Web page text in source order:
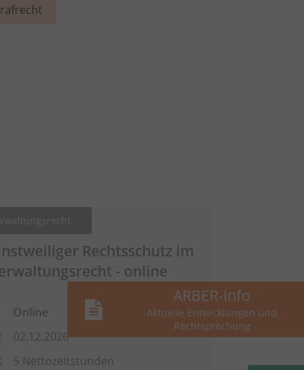
Rechtsschutz im
- online
Online
02.12.2026
5 Nettozeitstunden
ARBER-Info
Aktuelle Entwicklungen und
Rechtsprechung